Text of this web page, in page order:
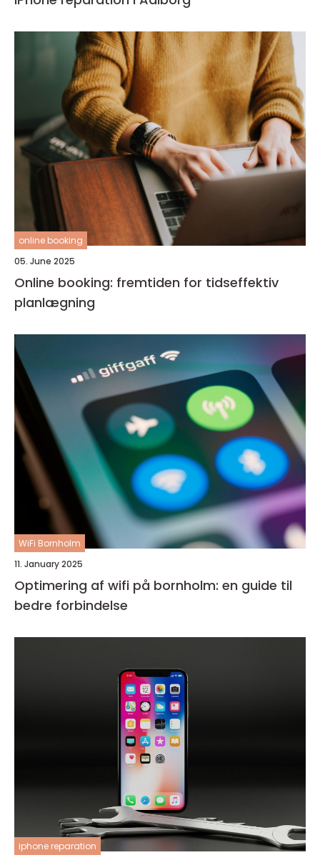
online booking
05. June 2025
Online booking: fremtiden for tidseffektiv
planlægning
WiFi Bornholm
11. January 2025
Optimering af wifi på bornholm: en guide til
bedre forbindelse
iphone reparation